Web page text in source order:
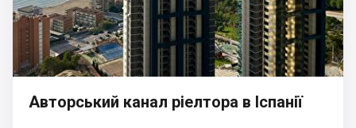
Авторський канал ріелтора в Іспанії